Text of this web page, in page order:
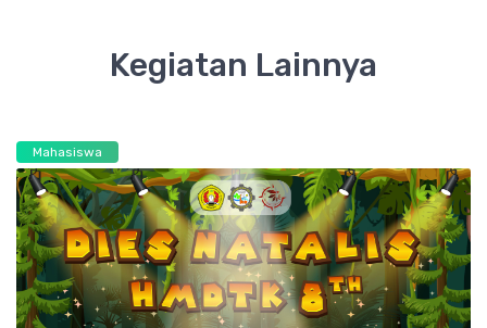
Kegiatan Lainnya
Mahasiswa